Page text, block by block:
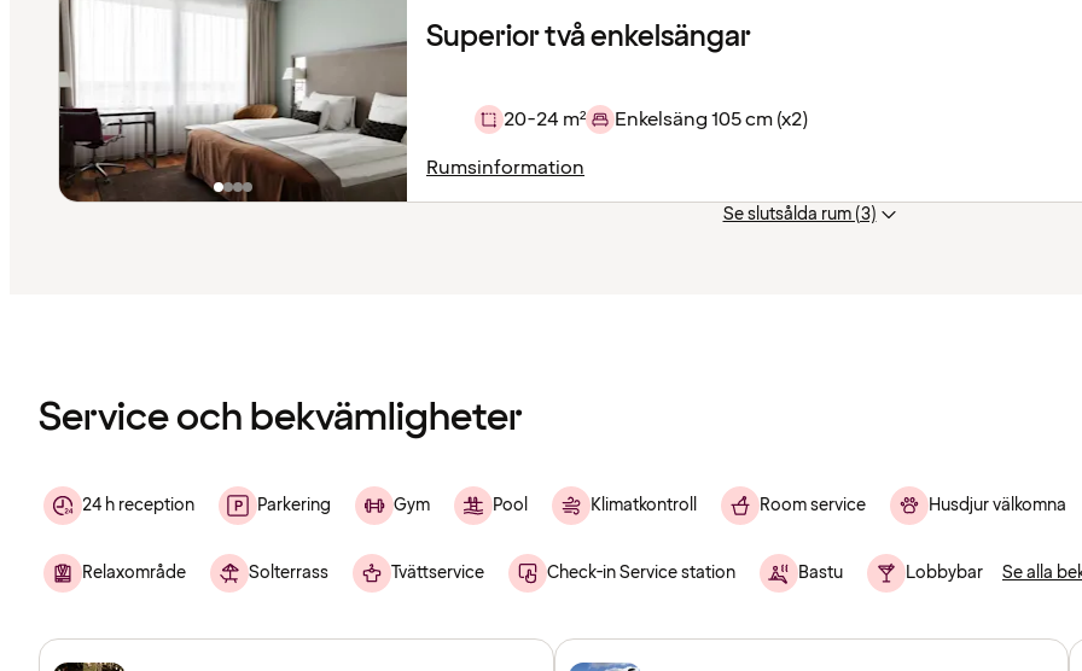
Superior två enkelsängar
20-24 m²
Enkelsäng 105 cm (x2)
Rumsinformation
Se slutsålda rum (3)
Service och bekvämligheter
24 h reception Parkering Gym Pool Klimatkontroll Room service Husdjur välkomna
Relaxområde Solterrass Tvättservice Check-in Service station Bastu Lobbybar Se alla